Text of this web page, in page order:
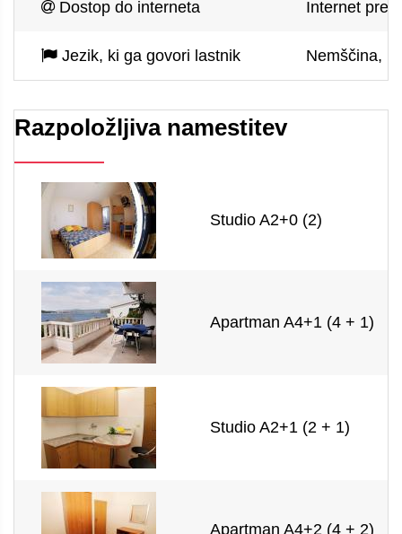
Dostop do interneta Internet
Jezik, ki ga govori lastnik Nemščina,
Razpoložljiva namestitev
Studio A2+0 (2)
Apartman A4+1 (4 + 1)
Studio A2+1 (2 + 1)
Apartman A4+2 (4 + 2)